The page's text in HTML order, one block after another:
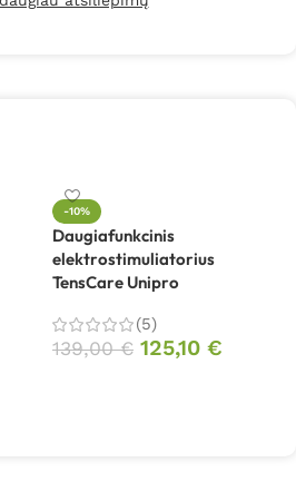
-10%
Daugiafunkcinis
elektrostimuliatorius
TensCare Unipro
(5)
139,00€ 125,10 €